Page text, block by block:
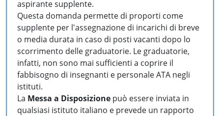
aspirante supplente.
Questa domanda permette di proporti come
supplente per l'assegnazione di incarichi di breve
o media durata in caso di posti vacanti dopo lo
scorrimento delle graduatorie. Le graduatorie,
infatti, non sono mai sufficienti a coprire il
fabbisogno di insegnanti e personale ATA negli
istituti.
La Messa a Disposizione può essere inviata in
qualsiasi istituto italiano e prevede un rapporto